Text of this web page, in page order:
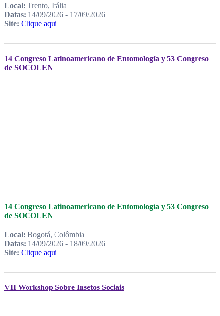
Local: Trento, Itália
Datas: 14/09/2026 - 17/09/2026
Site: Clique aqui
14 Congreso Latinoamericano de Entomología y 53 Congreso
de SOCOLEN
14 Congreso Latinoamericano de Entomología y 53 Congreso
de SOCOLEN
Local: Bogotá, Colômbia
Datas: 14/09/2026 - 18/09/2026
Site: Clique aqui
VII Workshop Sobre Insetos Sociais